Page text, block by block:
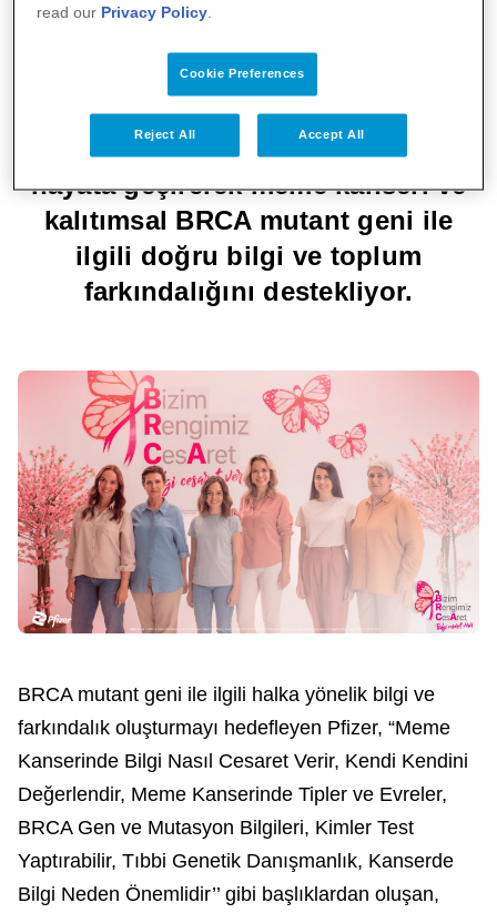
hayatlarına değer katacağı
Bizim Rengimiz Cesaret -
Bilgi Cesaret Verir’’ 1,2kampanyasını
hayata geçirerek meme kanseri ve
kalıtımsal BRCA mutant geni ile
ilgili doğru bilgi ve toplum
farkındalığını destekliyor.
BRCA mutant geni ile ilgili halka yönelik bilgi ve
farkındalık oluşturmayı hedefleyen Pfizer, “Meme
Kanserinde Bilgi Nasıl Cesaret Verir, Kendi Kendini
Değerlendir, Meme Kanserinde Tipler ve Evreler,
BRCA Gen ve Mutasyon Bilgileri, Kimler Test
Yaptırabilir, Tıbbi Genetik Danışmanlık, Kanserde
Bilgi Neden Önemlidir’’ gibi başlıklardan oluşan,
read our Privacy Policy.
Cookie Preferences
Reject All Accept All